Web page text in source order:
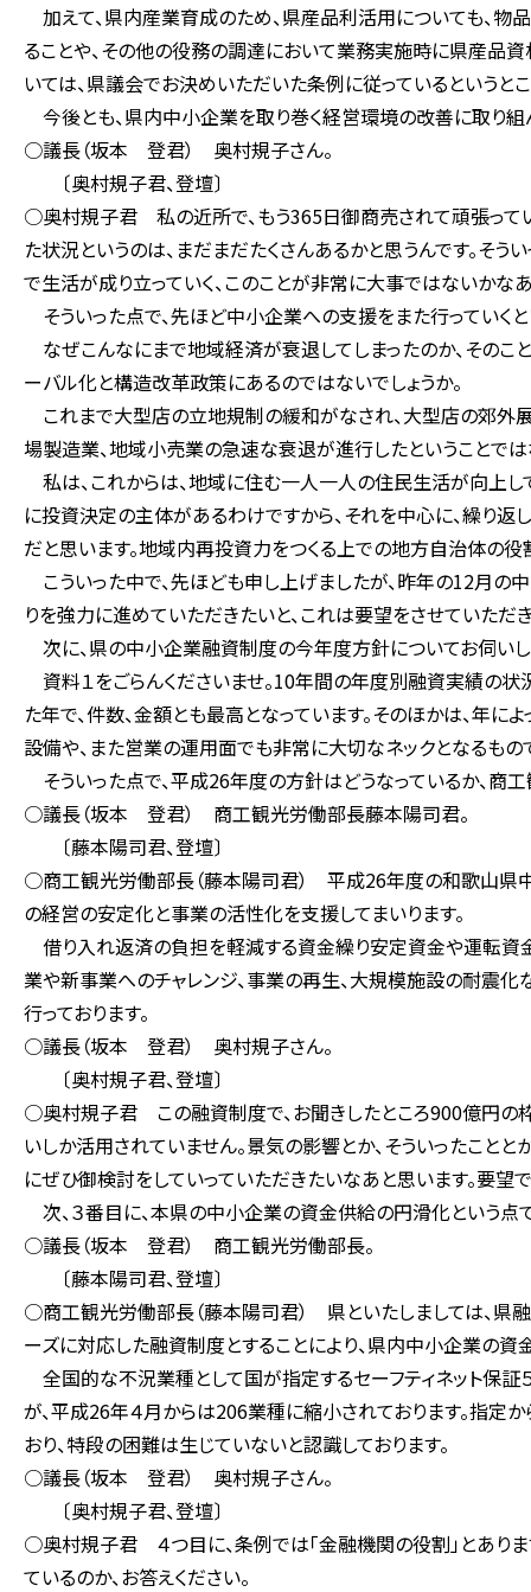
加えて、県内産業育成のため、県産品利活用についても、
ることや、その他の役務の調達において業務実施時に県産品
いては、県議会でお決めいただいた条例に従っているというと
今後とも、県内中小企業を取り巻く経営環境の改善に取り組
○議長（坂本 登君） 奥村規子さん。
〔奥村規子君、登壇〕
○奥村規子君 私の近所で、もう365日御商売されて頑張ってい
た状況というのは、まだまだたくさんあるかと思うんです。そ
で生活が成り立っていく、このことが非常に大事ではないかな
そういった点で、先ほど中小企業への支援をまた行っていく
なぜこんなにまで地域経済が衰退してしまったのか、そのこ
ーバル化と構造改革政策にあるのではないでしょうか。
これまで大型店の立地規制の緩和がなされ、大型店の郊外
場製造業、地域小売業の急速な衰退が進行したということでは
私は、これからは、地域に住む一人一人の住民生活が向上し
に投資決定の主体があるわけですから、それを中心に、繰り
だと思います。地域内再投資力をつくる上での地方自治体の役
こういった中で、先ほども申し上げましたが、昨年の12月
りを強力に進めていただきたいと、これは要望をさせていただき
次に、県の中小企業融資制度の今年度方針についてお伺いし
資料１をごらんくださいませ。10年間の年度別融資実績の
た年で、件数、金額とも最高となっています。そのほかは、年
設備や、また営業の運用面でも非常に大切なネックとなるもの
そういった点で、平成26年度の方針はどうなっているか、商
○議長（坂本 登君） 商工観光労働部長藤本陽司君。
〔藤本陽司君、登壇〕
○商工観光労働部長（藤本陽司君） 平成26年度の和歌山県
の経営の安定化と事業の活性化を支援してまいります。
借り入れ返済の負担を軽減する資金繰り安定資金や運転資
業や新事業へのチャレンジ、事業の再生、大規模施設の耐震
行っております。
○議長（坂本 登君） 奥村規子さん。
〔奥村規子君、登壇〕
○奥村規子君 この融資制度で、お聞きしたところ900億円の
いしか活用されていません。景気の影響とか、そういったこと
にぜひ御検討をしていっていただきたいなあと思います。要望で
次、３番目に、本県の中小企業の資金供給の円滑化という点
○議長（坂本 登君） 商工観光労働部長。
〔藤本陽司君、登壇〕
○商工観光労働部長（藤本陽司君） 県といたしましては、県
ーズに対応した融資制度とすることにより、県内中小企業の資
全国的な不況業種として国が指定するセーフティネット保
が、平成26年４月からは206業種に縮小されております。指
おり、特段の困難は生じていないと認識しております。
○議長（坂本 登君） 奥村規子さん。
〔奥村規子君、登壇〕
○奥村規子君 ４つ目に、条例では「金融機関の役割」とあり
ているのか、お答えください。